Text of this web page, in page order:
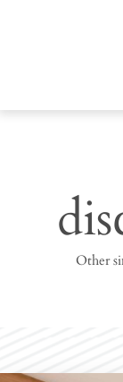
Other